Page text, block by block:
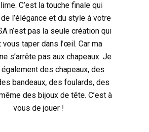
C’est la touche finale qui
l’élégance et du style à votre
n’est pas la seule création qui
vous taper dans l’œil. Car ma
s’arrête pas aux chapeaux. Je
des chapeaux, des
bandeaux, des foulards, des
des bijoux de tête. C’est à
vous de jouer !